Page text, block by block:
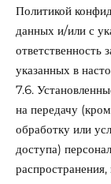
Политикой
данных и/или с
ответственность
указанных в
7.6.
на передачу
обработку или
доступа)